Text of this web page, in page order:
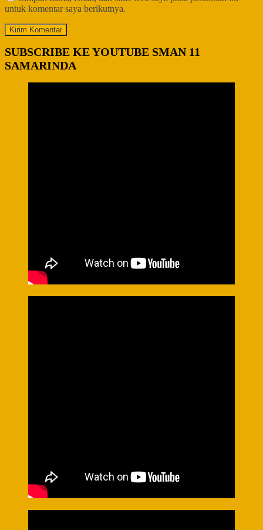
untuk komentar saya berikutnya.
SUBSCRIBE KE YOUTUBE SMAN 11
SAMARINDA